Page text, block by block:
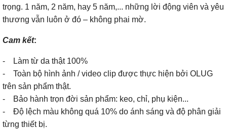
trọng. 1 năm, 2 năm, hay 5 năm,... những lời động viên và yêu
thương vẫn luôn ở đó – không phai mờ.
Cam kết:
- Làm từ da thật 100%
- Toàn bộ hình ảnh / video clip được thực hiện bởi OLUG
trên sản phẩm thật.
- Bảo hành trọn đời sản phẩm: keo, chỉ, phụ kiện...
- Độ lệch màu không quá 10% do ánh sáng và độ phân giải
từng thiết bị.